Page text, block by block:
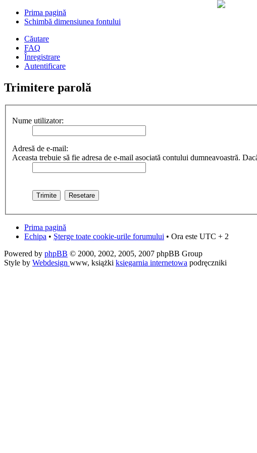
Prima pagină
Schimbă dimensiunea fontului
Căutare
FAQ
Înregistrare
Autentificare
Trimitere parolă
Nume utilizator:
Adresă de e-mail:
Aceasta trebuie să fie adresa de e-mail asociată contului dumneavoastră.
Prima pagină
Echipa • Şterge toate cookie-urile forumului • Ora este UTC + 2
Powered by phpBB © 2000, 2002, 2005, 2007 phpBB Group
Style by Webdesign www, książki księgarnia internetowa podręczniki